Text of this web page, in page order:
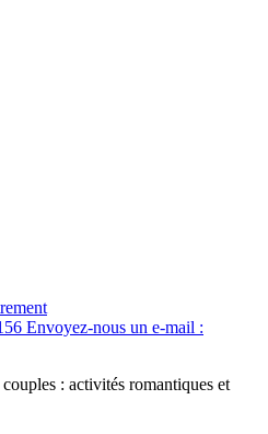
Envoyez-nous un e-mail :
: activités romantiques et